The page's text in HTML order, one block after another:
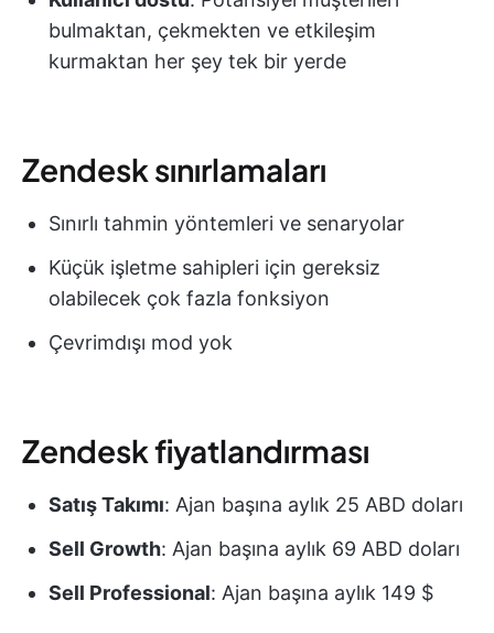
bulmaktan, çekmekten ve etkileşim
kurmaktan her şey tek bir yerde
Zendesk sınırlamaları
Sınırlı tahmin yöntemleri ve senaryolar
Küçük işletme sahipleri için gereksiz
olabilecek çok fazla fonksiyon
Çevrimdışı mod yok
Zendesk fiyatlandırması
Satış Takımı: Ajan başına aylık 25 ABD doları
Sell Growth: Ajan başına aylık 69 ABD doları
Sell Professional: Ajan başına aylık 149 $